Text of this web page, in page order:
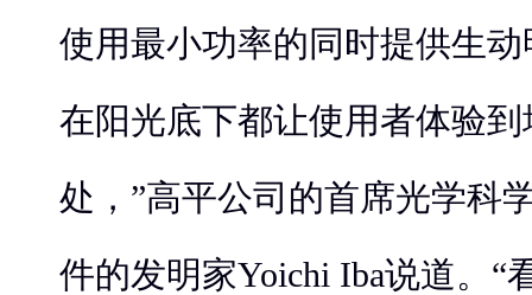
使用最小功率的同时提供生
在阳光底下都让使用者体验
处，”高平公司的首席光学科
件的发明家Yoichi Iba说道。“